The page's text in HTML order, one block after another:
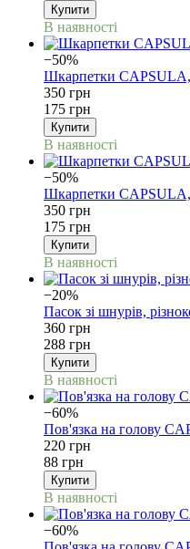
Купити
В наявності
−50%
Шкарпетки CAPSULA,
350 грн
175 грн
Купити
В наявності
−50%
Шкарпетки CAPSULA,
350 грн
175 грн
Купити
В наявності
−20%
Пасок зі шнурів,
360 грн
288 грн
Купити
В наявності
−60%
Пов'язка на голову
220 грн
88 грн
Купити
В наявності
−60%